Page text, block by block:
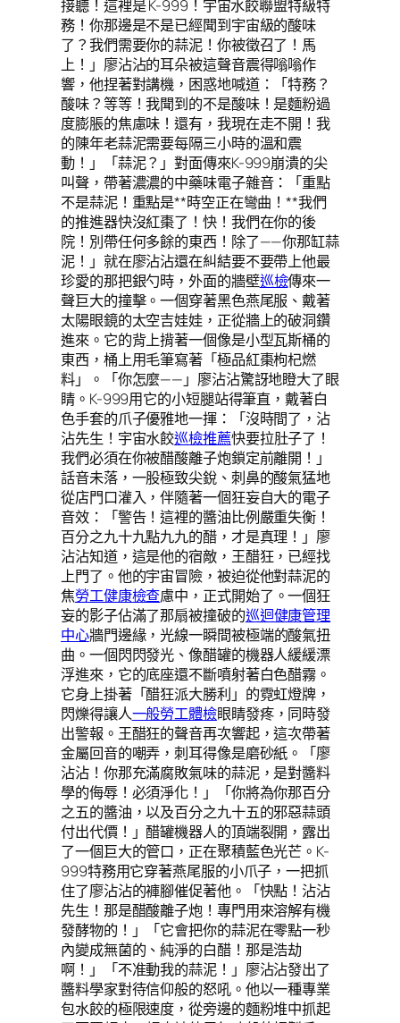
接聽！這裡是 K-999！宇宙水餃聯盟特級特
務！你那邊是不是已經聞到宇宙級的酸味
了？我們需要你的蒜泥！你被徵召了！馬
上！」廖沾沾的耳朵被這聲音震得嗡嗡作
響，他捏著對講機，困惑地喊道：「特務？
酸味？等等！我聞到的不是酸味！是麵粉過
度膨脹的焦慮味！還有，我現在走不開！我
的陳年老蒜泥需要每隔三小時的溫和震
動！」「蒜泥？」對面傳來K-999崩潰的尖
叫聲，帶著濃濃的中藥味電子雜音：「重點
不是蒜泥！重點是**時空正在彎曲！**我們
的推進器快沒紅棗了！快！我們在你的後
院！別帶任何多餘的東西！除了——你那缸蒜
泥！」就在廖沾沾還在糾結要不要帶上他最
珍愛的那把銀勺時，外面的牆壁巡檢傳來一
聲巨大的撞擊。一個穿著黑色燕尾服、戴著
太陽眼鏡的太空吉娃娃，正從牆上的破洞鑽
進來。它的背上揹著一個像是小型瓦斯桶的
東西，桶上用毛筆寫著「極品紅棗枸杞燃
料」。「你怎麼——」廖沾沾驚訝地瞪大了眼
睛。K-999用它的小短腿站得筆直，戴著白
色手套的爪子優雅地一揮：「沒時間了，沾
沾先生！宇宙水餃巡檢推薦快要拉肚子了！
我們必須在你被醋酸離子炮鎖定前離開！」
話音未落，一股極致尖銳、刺鼻的酸氣猛地
從店門口灌入，伴隨著一個狂妄自大的電子
音效：「警告！這裡的醬油比例嚴重失衡！
百分之九十九點九九的醋，才是真理！」廖
沾沾知道，這是他的宿敵，王醋狂，已經找
上門了。他的宇宙冒險，被迫從他對蒜泥的
焦勞工健康檢查慮中，正式開始了。一個狂
妄的影子佔滿了那扇被撞破的巡迴健康管理
中心牆門邊緣，光線一瞬間被極端的酸氣扭
曲。一個閃閃發光、像醋罐的機器人緩緩漂
浮進來，它的底座還不斷噴射著白色醋霧。
它身上掛著「醋狂派大勝利」的霓虹燈牌，
閃爍得讓人一般勞工體檢眼睛發疼，同時發
出警報。王醋狂的聲音再次響起，這次帶著
金屬回音的嘲弄，刺耳得像是磨砂紙。「廖
沾沾！你那充滿腐敗氣味的蒜泥，是對醬料
學的侮辱！必須淨化！」「你將為你那百分
之五的醬油，以及百分之九十五的邪惡蒜頭
付出代價！」醋罐機器人的頂端裂開，露出
了一個巨大的管口，正在聚積藍色光芒。K-
999特務用它穿著燕尾服的小爪子，一把抓
住了廖沾沾的褲腳催促著他。「快點！沾沾
先生！那是醋酸離子炮！專門用來溶解有機
發酵物的！」「它會把你的蒜泥在零點一秒
內變成無菌的、純淨的白醋！那是浩劫
啊！」「不准動我的蒜泥！」廖沾沾發出了
醬料學家對待信仰般的怒吼。他以一種專業
包水餃的極限速度，從旁邊的麵粉堆中抓起